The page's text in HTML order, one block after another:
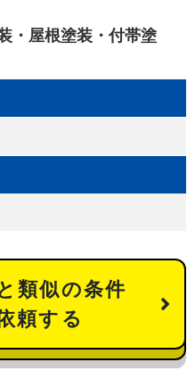
・屋根塗装・付帯塗
類似の条件
頼する